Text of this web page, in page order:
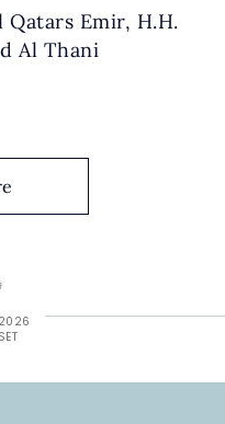
Emir, H.H.
Al Thani